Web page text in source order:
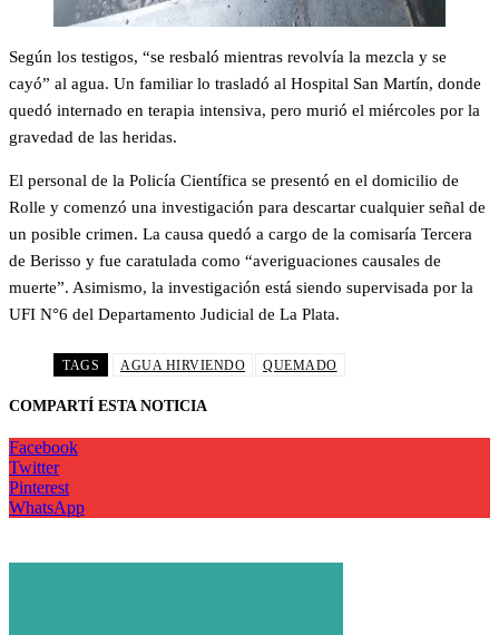
Según los testigos, “se resbaló mientras revolvía la mezcla y se
cayó” al agua. Un familiar lo trasladó al Hospital San Martín, donde
quedó internado en terapia intensiva, pero murió el miércoles por la
gravedad de las heridas.
El personal de la Policía Científica se presentó en el domicilio de
Rolle y comenzó una investigación para descartar cualquier señal de
un posible crimen. La causa quedó a cargo de la comisaría Tercera
de Berisso y fue caratulada como “averiguaciones causales de
muerte”. Asimismo, la investigación está siendo supervisada por la
UFI N°6 del Departamento Judicial de La Plata.
TAGS AGUA HIRVIENDO QUEMADO
COMPARTÍ ESTA NOTICIA
Facebook
Twitter
Pinterest
WhatsApp